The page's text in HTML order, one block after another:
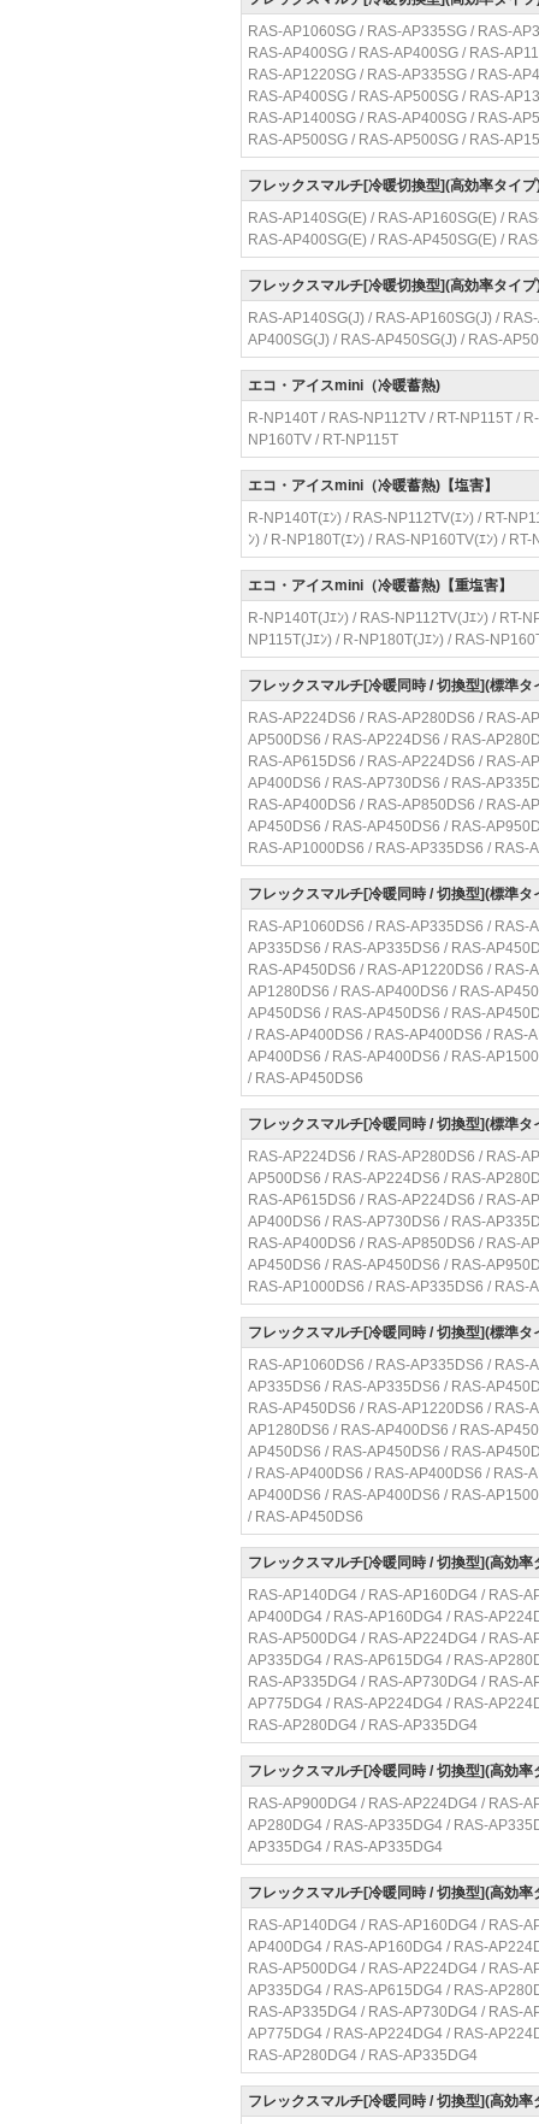
RAS-AP1060SG / RAS-AP335SG / RAS-
RAS-AP400SG / RAS-AP400SG / RAS-
RAS-AP1220SG / RAS-AP335SG / RAS-
RAS-AP400SG / RAS-AP500SG / RAS-
RAS-AP1400SG / RAS-AP400SG / RAS-
RAS-AP500SG / RAS-AP500SG / RAS-
フレックスマルチ[冷暖切換型](高効率タイ
RAS-AP140SG(E) / RAS-AP160SG(E) /
RAS-AP400SG(E) / RAS-AP450SG(E) /
フレックスマルチ[冷暖切換型](高効率タイ
RAS-AP140SG(J) / RAS-AP160SG(J) /
AP400SG(J) / RAS-AP450SG(J) / RAS-
エコ・アイスmini（冷暖蓄熱)
R-NP140T / RAS-NP112TV / RT-NP115T /
NP160TV / RT-NP115T
エコ・アイスmini（冷暖蓄熱)【塩害】
R-NP140T(ｴﾝ) / RAS-NP112TV(ｴﾝ) / RT-
ﾝ) / R-NP180T(ｴﾝ) / RAS-NP160TV(ｴﾝ) / RT-
エコ・アイスmini（冷暖蓄熱)【重塩害】
R-NP140T(Jｴﾝ) / RAS-NP112TV(Jｴﾝ) / RT-
NP115T(Jｴﾝ) / R-NP180T(Jｴﾝ) / RAS-
フレックスマルチ[冷暖同時 / 切換型](標準
RAS-AP224DS6 / RAS-AP280DS6 / RAS-
AP500DS6 / RAS-AP224DS6 / RAS-
RAS-AP615DS6 / RAS-AP224DS6 / RAS-
AP400DS6 / RAS-AP730DS6 / RAS-
RAS-AP400DS6 / RAS-AP850DS6 / RAS-
AP450DS6 / RAS-AP450DS6 / RAS-
RAS-AP1000DS6 / RAS-AP335DS6 / RAS-
フレックスマルチ[冷暖同時 / 切換型](標準
RAS-AP1060DS6 / RAS-AP335DS6 /
AP335DS6 / RAS-AP335DS6 / RAS-
RAS-AP450DS6 / RAS-AP1220DS6 /
AP1280DS6 / RAS-AP400DS6 / RAS-
AP450DS6 / RAS-AP450DS6 / RAS-
/ RAS-AP400DS6 / RAS-AP400DS6 / RAS-
AP400DS6 / RAS-AP400DS6 / RAS-
/ RAS-AP450DS6
フレックスマルチ[冷暖同時 / 切換型](標準
RAS-AP224DS6 / RAS-AP280DS6 / RAS-
AP500DS6 / RAS-AP224DS6 / RAS-
RAS-AP615DS6 / RAS-AP224DS6 / RAS-
AP400DS6 / RAS-AP730DS6 / RAS-
RAS-AP400DS6 / RAS-AP850DS6 / RAS-
AP450DS6 / RAS-AP450DS6 / RAS-
RAS-AP1000DS6 / RAS-AP335DS6 / RAS-
フレックスマルチ[冷暖同時 / 切換型](標準
RAS-AP1060DS6 / RAS-AP335DS6 /
AP335DS6 / RAS-AP335DS6 / RAS-
RAS-AP450DS6 / RAS-AP1220DS6 /
AP1280DS6 / RAS-AP400DS6 / RAS-
AP450DS6 / RAS-AP450DS6 / RAS-
/ RAS-AP400DS6 / RAS-AP400DS6 / RAS-
AP400DS6 / RAS-AP400DS6 / RAS-
/ RAS-AP450DS6
フレックスマルチ[冷暖同時 / 切換型](高効
RAS-AP140DG4 / RAS-AP160DG4 / RAS-
AP400DG4 / RAS-AP160DG4 / RAS-
RAS-AP500DG4 / RAS-AP224DG4 / RAS-
AP335DG4 / RAS-AP615DG4 / RAS-
RAS-AP335DG4 / RAS-AP730DG4 / RAS-
AP775DG4 / RAS-AP224DG4 / RAS-
RAS-AP280DG4 / RAS-AP335DG4
フレックスマルチ[冷暖同時 / 切換型](高効
RAS-AP900DG4 / RAS-AP224DG4 / RAS-
AP280DG4 / RAS-AP335DG4 / RAS-
AP335DG4 / RAS-AP335DG4
フレックスマルチ[冷暖同時 / 切換型](高効
RAS-AP140DG4 / RAS-AP160DG4 / RAS-
AP400DG4 / RAS-AP160DG4 / RAS-
RAS-AP500DG4 / RAS-AP224DG4 / RAS-
AP335DG4 / RAS-AP615DG4 / RAS-
RAS-AP335DG4 / RAS-AP730DG4 / RAS-
AP775DG4 / RAS-AP224DG4 / RAS-
RAS-AP280DG4 / RAS-AP335DG4
フレックスマルチ[冷暖同時 / 切換型](高効